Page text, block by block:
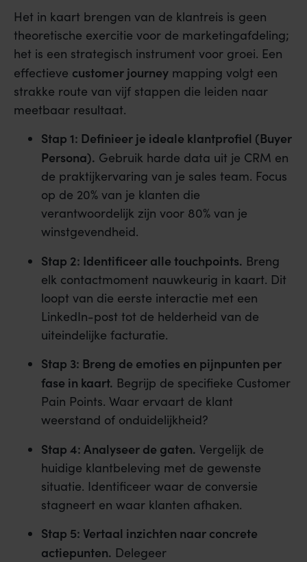
Het in kaart brengen van de klantreis is geen
theoretische exercitie voor de marketingafdeling;
het is een strategisch instrument voor groei. Een
effectieve customer journey mapping volgt een
strakke route van vijf stappen die leiden naar
meetbaar resultaat.
Stap 1: Definieer je ideale klantprofiel (Buyer
Persona). Gebruik harde data uit je CRM en
de praktijkervaring van je sales team. Focus
op de 20% van je klanten die
verantwoordelijk zijn voor 80% van je
winstgevendheid.
Stap 2: Identificeer alle touchpoints. Breng
elk contactmoment nauwkeurig in kaart. Dit
loopt van die eerste interactie met een
LinkedIn-post tot de helderheid van de
uiteindelijke facturatie.
Stap 3: Breng de emoties en pijnpunten per
fase in kaart. Begrijp de specifieke Customer
Pain Points. Waar ervaart de klant
weerstand of onduidelijkheid?
Stap 4: Analyseer de gaten. Vergelijk de
huidige klantbeleving met de gewenste
situatie. Identificeer waar de conversie
stagneert en waar klanten afhaken.
Stap 5: Vertaal inzichten naar concrete
actiepunten. Delegeer